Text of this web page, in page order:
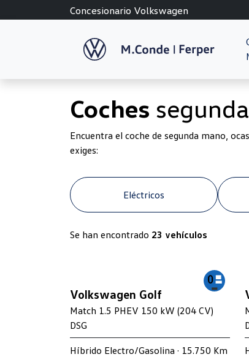
Concesionario Volkswagen
Coches
Encuentra el coche de segunda mano,
exiges:
Eléctricos
Se han encontrado 23 vehículos
Volkswagen Golf
Match 1.5 PHEV 150 kW (204 CV)
DSG
Híbrido Electro/Gasolina · 15.750 Km